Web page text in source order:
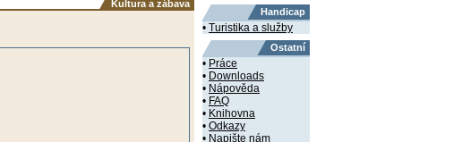
Kultura a zábava
Handicap
• Turistika a služby
Ostatní
• Práce
• Downloads
• Nápověda
• FAQ
• Knihovna
• Odkazy
• Napište nám